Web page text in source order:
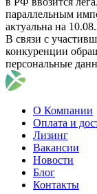
параллельным
актуальна на
В связи с
конкуренции
персональные
О Компании
Оплата и
Лизинг
Вакансии
Новости
Блог
Контакты